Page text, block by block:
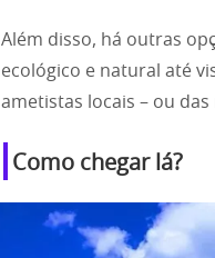
Além disso, há outras
ecológico e natural até
ametistas locais – ou
Como chegar lá?